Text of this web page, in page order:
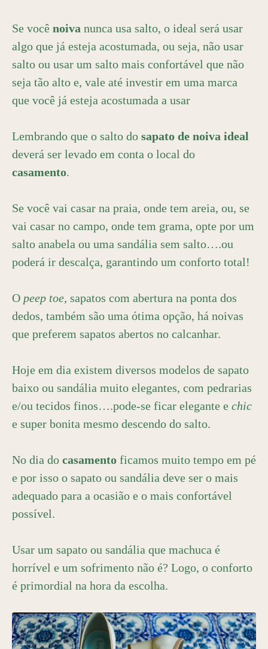
Se você noiva nunca usa salto, o ideal será usar
algo que já esteja acostumada, ou seja, não usar
salto ou usar um salto mais confortável que não
seja tão alto e, vale até investir em uma marca
que você já esteja acostumada a usar
Lembrando que o salto do sapato de noiva ideal
deverá ser levado em conta o local do
casamento.
Se você vai casar na praia, onde tem areia, ou, se
vai casar no campo, onde tem grama, opte por um
salto anabela ou uma sandália sem salto….ou
poderá ir descalça, garantindo um conforto total!
O peep toe, sapatos com abertura na ponta dos
dedos, também são uma ótima opção, há noivas
que preferem sapatos abertos no calcanhar.
Hoje em dia existem diversos modelos de sapato
baixo ou sandália muito elegantes, com pedrarias
e/ou tecidos finos….pode-se ficar elegante e chic
e super bonita mesmo descendo do salto.
No dia do casamento ficamos muito tempo em pé
e por isso o sapato ou sandália deve ser o mais
adequado para a ocasião e o mais confortável
possível.
Usar um sapato ou sandália que machuca é
horrível e um sofrimento não é? Logo, o conforto
é primordial na hora da escolha.